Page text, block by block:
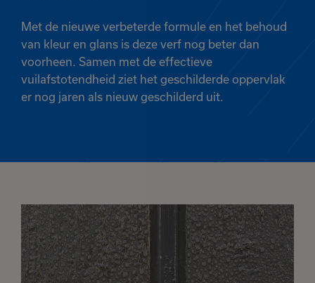
Met de nieuwe verbeterde formule en het behoud
van kleur en glans is deze verf nog beter dan
voorheen. Samen met de effectieve
vuilafstotendheid ziet het geschilderde oppervlak
er nog jaren als nieuw geschilderd uit.